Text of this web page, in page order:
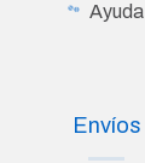
Ayuda
Envíos